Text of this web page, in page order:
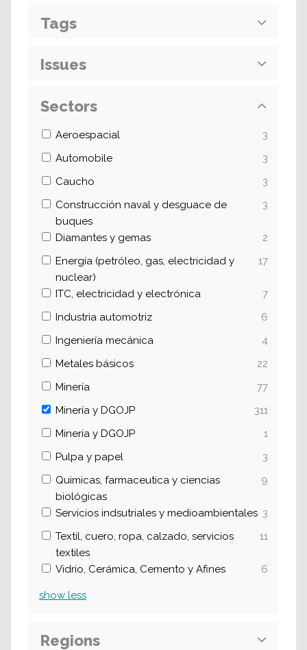
Tags
Issues
Sectors
Aeroespacial
3
Automobile
3
Caucho
3
Construcción naval y desguace de
buques
3
Diamantes y gemas
2
Energía (petróleo, gas, electricidad y
nuclear)
17
ITC, electricidad y electrónica
7
Industria automotriz
6
Ingeniería mecánica
4
Metales básicos
22
Minería
77
Minería y DGOJP
311
Minería y DGOJP
1
Pulpa y papel
3
Quimicas, farmaceutica y ciencias
biológicas
9
Servicios indsutriales y medioambientales 3
Textil, cuero, ropa, calzado, servicios
textiles
11
Vidrio, Cerámica, Cemento y Afines 6
show less
Regions